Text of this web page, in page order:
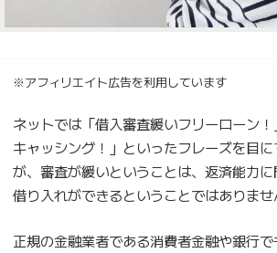
※アフィリエイト広告を利用しています
ネットでは「借入審査緩いフリーローン
キャッシング！」といったフレーズを目
が、審査が緩いということは、返済能力
借り入れができるということではありませ
正規の金融業者である消費者金融や銀行